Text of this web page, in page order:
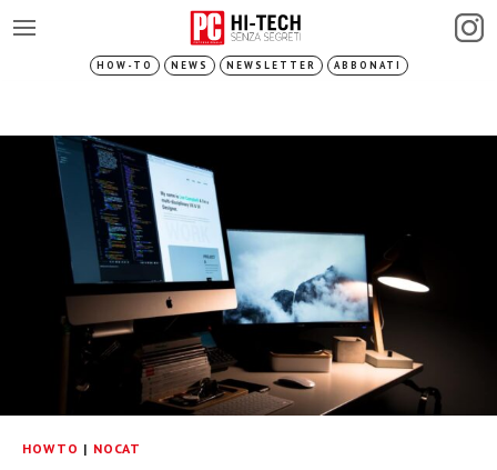
HOW-TO NEWS NEWSLETTER ABBONATI
HOWTO | NOCAT